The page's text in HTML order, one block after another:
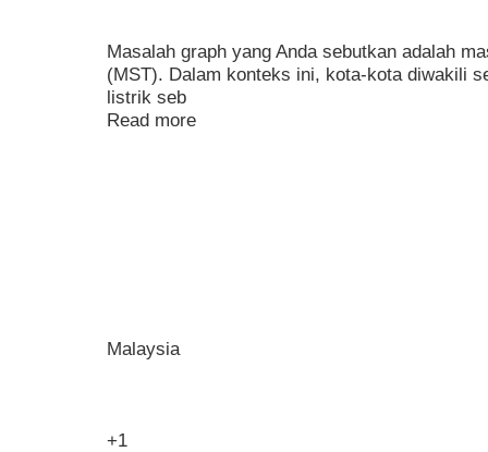
Masalah graph yang Anda sebutkan adalah
(MST). Dalam konteks ini, kota-kota diwakili
listrik seb
Read more
Malaysia
+1